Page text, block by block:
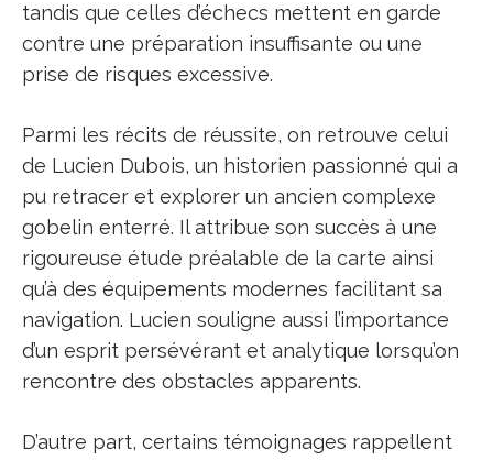
tandis que celles d’échecs mettent en garde
contre une préparation insuffisante ou une
prise de risques excessive.
Parmi les récits de réussite, on retrouve celui
de Lucien Dubois, un historien passionné qui a
pu retracer et explorer un ancien complexe
gobelin enterré. Il attribue son succès à une
rigoureuse étude préalable de la carte ainsi
qu’à des équipements modernes facilitant sa
navigation. Lucien souligne aussi l’importance
d’un esprit persévérant et analytique lorsqu’on
rencontre des obstacles apparents.
D’autre part, certains témoignages rappellent